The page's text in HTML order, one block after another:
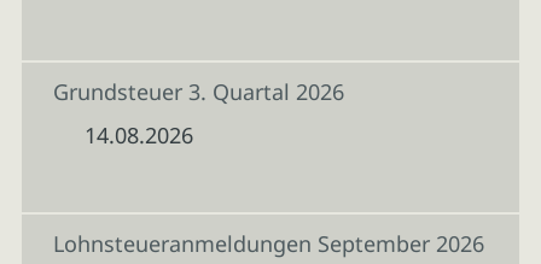
Grundsteuer 3. Quartal 2026
14.08.2026
Lohnsteueranmeldungen September 2026